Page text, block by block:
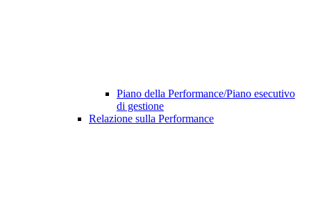
Piano della Performance/Piano esecutivo
di gestione
Relazione sulla Performance